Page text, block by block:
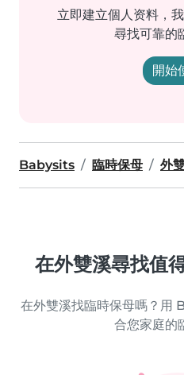
立即建立個人资料，
尋找可靠的
開始
Babysits 臨時保母 外
在外雙溪尋找值
在外雙溪找臨時保母嗎？用
合您家庭的